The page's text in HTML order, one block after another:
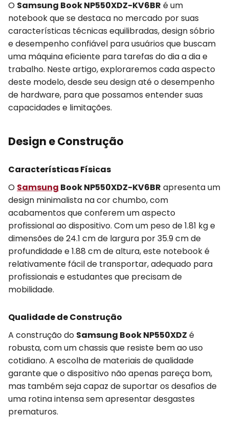
O Samsung Book NP550XDZ-KV6BR é um
notebook que se destaca no mercado por suas
características técnicas equilibradas, design sóbrio
e desempenho confiável para usuários que buscam
uma máquina eficiente para tarefas do dia a dia e
trabalho. Neste artigo, exploraremos cada aspecto
deste modelo, desde seu design até o desempenho
de hardware, para que possamos entender suas
capacidades e limitações.
Design e Construção
Características Físicas
O Samsung Book NP550XDZ-KV6BR apresenta um
design minimalista na cor chumbo, com
acabamentos que conferem um aspecto
profissional ao dispositivo. Com um peso de 1.81 kg e
dimensões de 24.1 cm de largura por 35.9 cm de
profundidade e 1.88 cm de altura, este notebook é
relativamente fácil de transportar, adequado para
profissionais e estudantes que precisam de
mobilidade.
Qualidade de Construção
A construção do Samsung Book NP550XDZ é
robusta, com um chassis que resiste bem ao uso
cotidiano. A escolha de materiais de qualidade
garante que o dispositivo não apenas pareça bom,
mas também seja capaz de suportar os desafios de
uma rotina intensa sem apresentar desgastes
prematuros.